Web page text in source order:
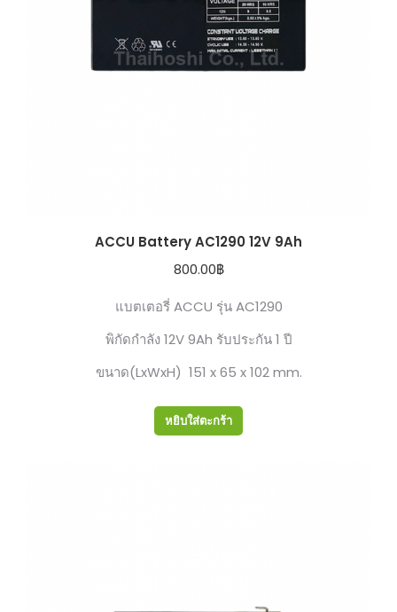
ACCU Battery AC1290 12V 9Ah
800.00฿
แบตเตอรี่ ACCU รุ่น AC1290
พิกัดกำลัง 12V 9Ah รับประกัน 1 ปี
ขนาด(LxWxH) 151 x 65 x 102 mm.
หยิบใส่ตะกร้า